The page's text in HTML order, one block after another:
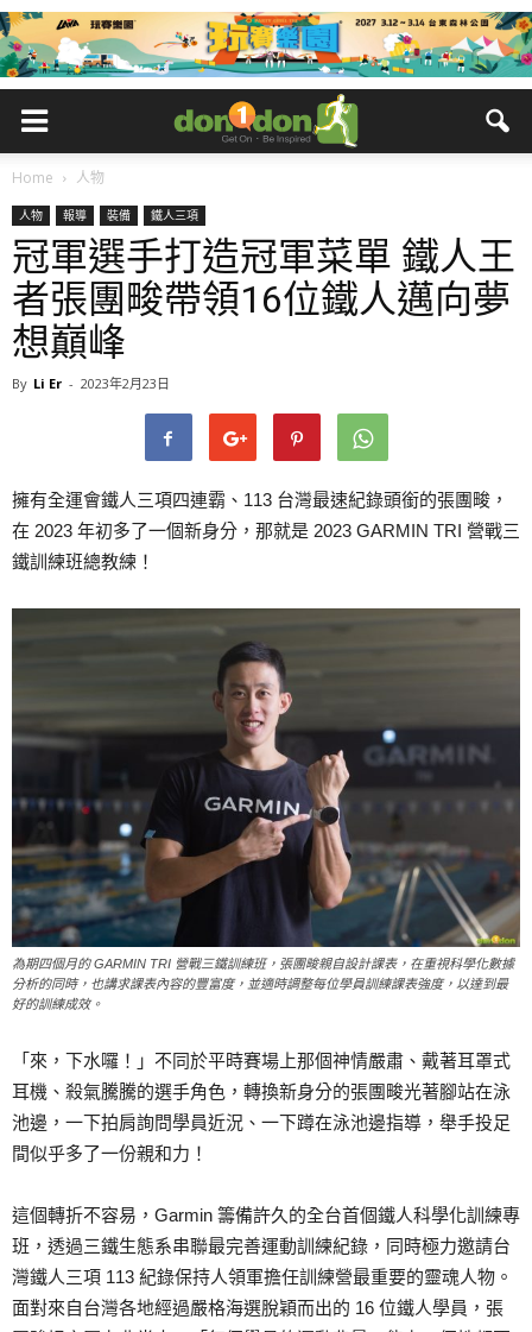
Home 人物
人物 報導 裝備 鐵人三項
冠軍選手打造冠軍菜單 鐵人王
者張團畯帶領16位鐵人邁向夢
想巔峰
By Li Er - 2023年2月23日
擁有全運會鐵人三項四連霸、113 台灣最速紀錄頭銜的張團畯，
在 2023 年初多了一個新身分，那就是 2023 GARMIN TRI 營戰三
鐵訓練班總教練！
為期四個月的 GARMIN TRI 營戰三鐵訓練班，張團畯親自設計課表，在重視科學化數據
分析的同時，也講求課表內容的豐富度，並適時調整每位學員訓練課表強度，以達到最
好的訓練成效。
「來，下水囉！」不同於平時賽場上那個神情嚴肅、戴著耳罩式
耳機、殺氣騰騰的選手角色，轉換新身分的張團畯光著腳站在泳
池邊，一下拍肩詢問學員近況、一下蹲在泳池邊指導，舉手投足
間似乎多了一份親和力！
這個轉折不容易，Garmin 籌備許久的全台首個鐵人科學化訓練專
班，透過三鐵生態系串聯最完善運動訓練紀錄，同時極力邀請台
灣鐵人三項 113 紀錄保持人領軍擔任訓練營最重要的靈魂人物。
面對來自台灣各地經過嚴格海選脫穎而出的 16 位鐵人學員，張